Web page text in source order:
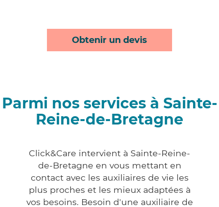
Obtenir un devis
Parmi nos services à Sainte-
Reine-de-Bretagne
Click&Care intervient à Sainte-Reine-
de-Bretagne en vous mettant en
contact avec les auxiliaires de vie les
plus proches et les mieux adaptées à
vos besoins. Besoin d'une auxiliaire de